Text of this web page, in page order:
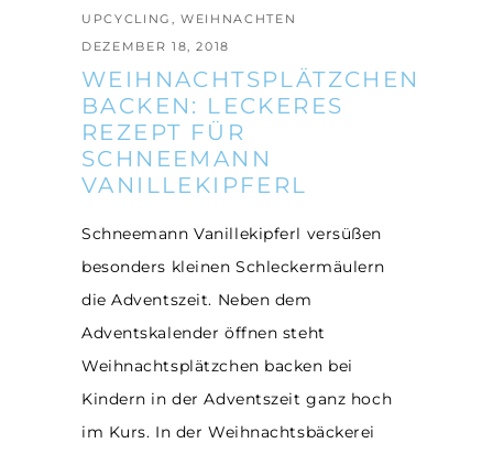
UPCYCLING ,WEIHNACHTEN
DEZEMBER 18, 2018
WEIHNACHTSPLÄTZCHEN
BACKEN: LECKERES
REZEPT FÜR
SCHNEEMANN
VANILLEKIPFERL
Schneemann Vanillekipferl versüßen
besonders kleinen Schleckermäulern
die Adventszeit. Neben dem
Adventskalender öffnen steht
Weihnachtsplätzchen backen bei
Kindern in der Adventszeit ganz hoch
im Kurs. In der Weihnachtsbäckerei